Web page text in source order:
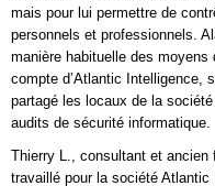
mais pour lui permettre de
personnels et professionnels.
manière habituelle des
compte d’Atlantic Intelligence,
partagé les locaux de la
audits de sécurité informatique.
Thierry L., consultant et
travaillé pour la société